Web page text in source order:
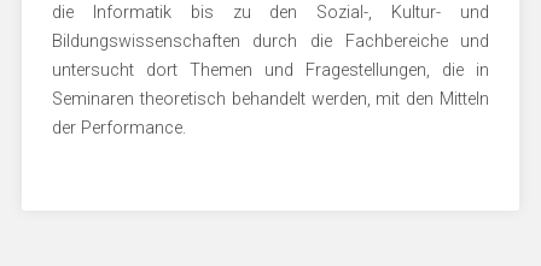
die Informatik bis zu den Sozial-, Kultur- und
Bildungswissenschaften durch die Fachbereiche und
untersucht dort Themen und Fragestellungen, die in
Seminaren theoretisch behandelt werden, mit den Mitteln
der Performance.